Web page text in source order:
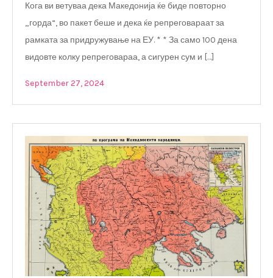
Кога ви ветуваа дека Македонија ќе биде повторно
„горда“, во пакет беше и дека ќе репреговараат за
рамката за придружување на ЕУ. * * За само 100 дена
видовте колку репреговараа, а сигурен сум и […]
September 27, 2024